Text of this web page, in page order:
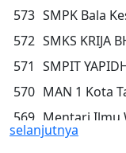
573 SMPK Bala
572 SMKS KRIJA
571 SMPIT
570 MAN 1 Kota
569 Mentari Ilmu
SMK MVP
selanjutnya